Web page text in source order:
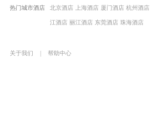
热门城市酒店 北京酒店 上海酒店 厦门酒店 杭州酒店
江酒店 丽江酒店 东莞酒店 珠海酒店
关于我们
帮助中心